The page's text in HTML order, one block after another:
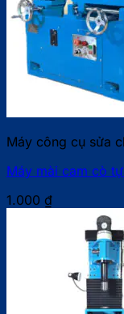
Máy công cụ sửa
Máy mài cam cò
1.000 ₫